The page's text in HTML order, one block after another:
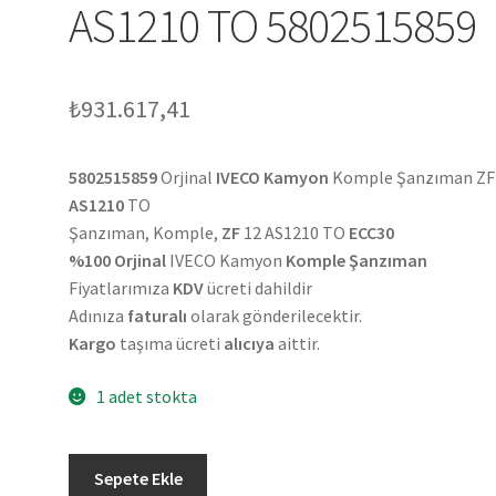
AS1210 TO 5802515859
₺931.617,41
5802515859Orjinal IVECO Kamyon Komple Şanzıman
AS1210 TO
Şanzıman, Komple, ZF 12 AS1210 TO ECC30
%100 Orjinal IVECO Kamyon Komple Şanzıman
Fiyatlarımıza KDVücreti dahildir
Adınıza faturalı olarak gönderilecektir.
Kargo taşıma ücreti alıcıya aittir.
1 adet stokta
Sepete Ekle